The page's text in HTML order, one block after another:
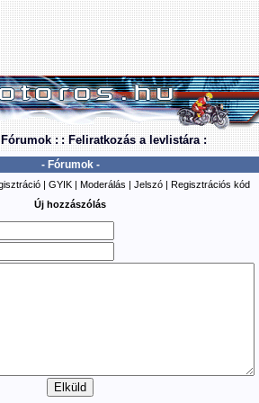
: : Feliratkozás a levlistára :
- Fórumok -
| GYIK | Moderálás | Jelszó | Regisztrációs kód
Új hozzászólás